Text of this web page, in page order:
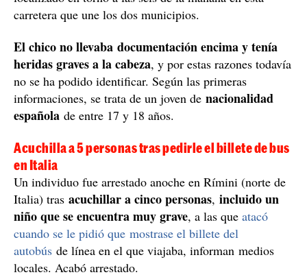
carretera que une los dos municipios.
El chico no llevaba documentación encima y tenía
heridas graves a la cabeza, y por estas razones todavía
no se ha podido identificar. Según las primeras
informaciones, se trata de un joven de nacionalidad
española de entre 17 y 18 años.
Acuchilla a 5 personas tras pedirle el billete de bus
en Italia
Un individuo fue arrestado anoche en Rímini (norte de
Italia) tras acuchillar a cinco personas, incluido un
niño que se encuentra muy grave, a las que atacó
cuando se le pidió que mostrase el billete del
autobús de línea en el que viajaba, informan medios
locales. Acabó arrestado.